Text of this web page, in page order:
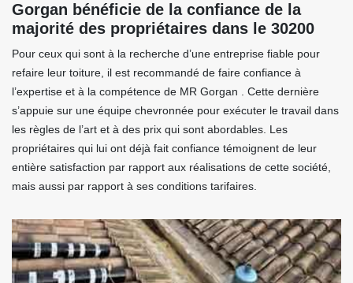
Gorgan bénéficie de la confiance de la
majorité des propriétaires dans le 30200
Pour ceux qui sont à la recherche d’une entreprise fiable pour
refaire leur toiture, il est recommandé de faire confiance à
l’expertise et à la compétence de MR Gorgan . Cette dernière
s’appuie sur une équipe chevronnée pour exécuter le travail dans
les règles de l’art et à des prix qui sont abordables. Les
propriétaires qui lui ont déjà fait confiance témoignent de leur
entière satisfaction par rapport aux réalisations de cette société,
mais aussi par rapport à ses conditions tarifaires.